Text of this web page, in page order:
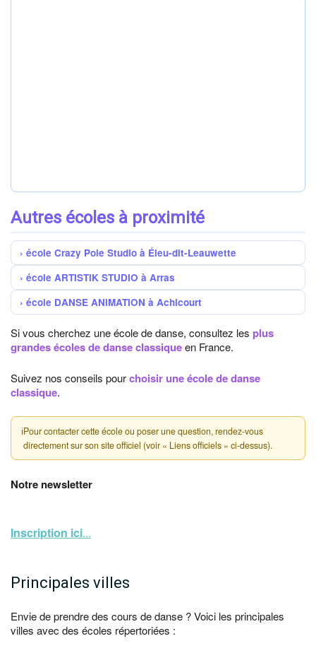
Autres écoles à proximité
école Crazy Pole Studio à Éleu-dit-Leauwette
école ARTISTIK STUDIO à Arras
école DANSE ANIMATION à Achicourt
Si vous cherchez une école de danse, consultez les plus
grandes écoles de danse classiqueen France.
Suivez nos conseils pourchoisir une école de danse
classique.
ℹPour contacter cette école ou poser une question, rendez-vous
directement sur son site officiel (voir « Liens officiels » ci-dessus).
Notre newsletter
Inscription ici...
Principales villes
Envie de prendre des cours de danse ? Voici les principales
villes avec des écoles répertoriées :